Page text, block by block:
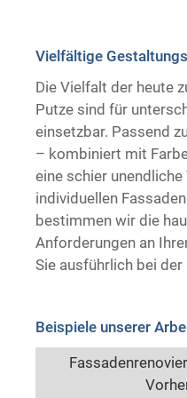
Vielfältige
Die Vielfalt der heute
Putze sind für
einsetzbar. Passend
– kombiniert mit
eine schier
individuellen
bestimmen wir die
Anforderungen an
Sie ausführlich bei der
Beispiele unserer